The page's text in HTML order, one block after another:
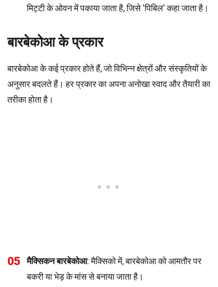
मिट्टी के ओवन में पकाया जाता है, जिसे 'पिबिल' कहा जाता है।
बारबेकोआ के प्रकार
बारबेकोआ के कई प्रकार होते हैं, जो विभिन्न क्षेत्रों और संस्कृतियों के
अनुसार बदलते हैं। हर प्रकार का अपना अनोखा स्वाद और तैयारी का
तरीका होता है।
05 मैक्सिकन बारबेकोआ: मैक्सिको में, बारबेकोआ को आमतौर पर
बकरी या भेड़ के मांस से बनाया जाता है।